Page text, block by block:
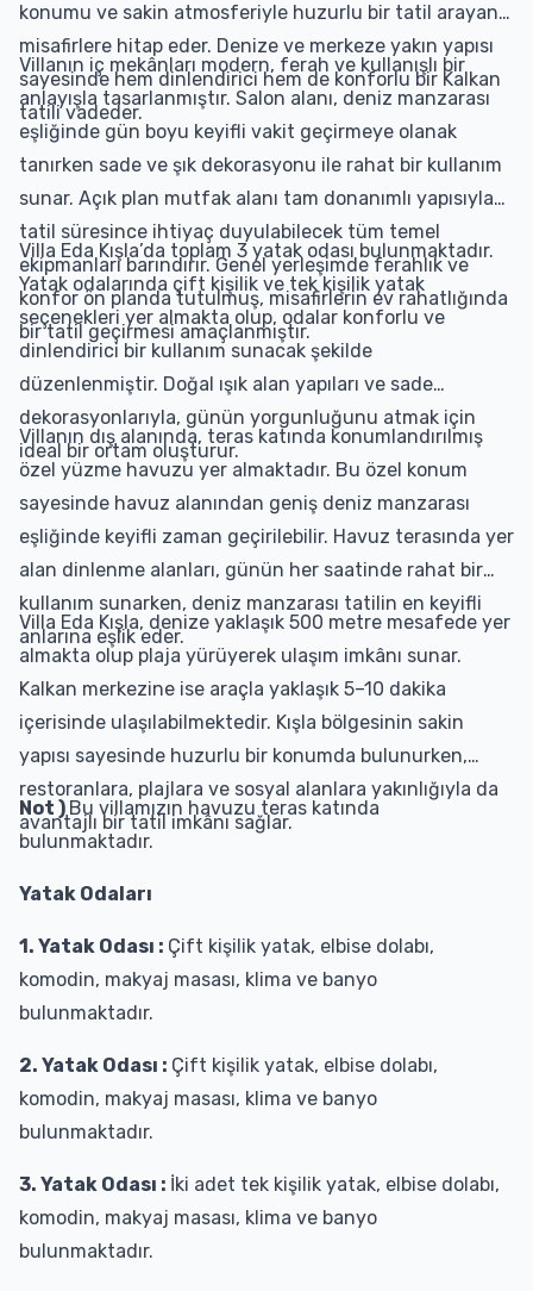
konumu ve sakin atmosferiyle huzurlu bir tatil arayan
misafirlere hitap eder. Denize ve merkeze yakın yapısı
sayesinde hem dinlendirici hem de konforlu bir Kalkan
tatili vadeder.
Villanın iç mekânları modern, ferah ve kullanışlı bir
anlayışla tasarlanmıştır. Salon alanı, deniz manzarası
eşliğinde gün boyu keyifli vakit geçirmeye olanak
tanırken sade ve şık dekorasyonu ile rahat bir kullanım
sunar. Açık plan mutfak alanı tam donanımlı yapısıyla
tatil süresince ihtiyaç duyulabilecek tüm temel
ekipmanları barındırır. Genel yerleşimde ferahlık ve
konfor ön planda tutulmuş, misafirlerin ev rahatlığında
bir tatil geçirmesi amaçlanmıştır.
Villa Eda Kışla’da toplam 3 yatak odası bulunmaktadır.
Yatak odalarında çift kişilik ve tek kişilik yatak
seçenekleri yer almakta olup, odalar konforlu ve
dinlendirici bir kullanım sunacak şekilde
düzenlenmiştir. Doğal ışık alan yapıları ve sade
dekorasyonlarıyla, günün yorgunluğunu atmak için
ideal bir ortam oluşturur.
Villanın dış alanında, teras katında konumlandırılmış
özel yüzme havuzu yer almaktadır. Bu özel konum
sayesinde havuz alanından geniş deniz manzarası
eşliğinde keyifli zaman geçirilebilir. Havuz terasında yer
alan dinlenme alanları, günün her saatinde rahat bir
kullanım sunarken, deniz manzarası tatilin en keyifli
anlarına eşlik eder.
Villa Eda Kışla, denize yaklaşık 500 metre mesafede yer
almakta olup plaja yürüyerek ulaşım imkânı sunar.
Kalkan merkezine ise araçla yaklaşık 5–10 dakika
içerisinde ulaşılabilmektedir. Kışla bölgesinin sakin
yapısı sayesinde huzurlu bir konumda bulunurken,
restoranlara, plajlara ve sosyal alanlara yakınlığıyla da
avantajlı bir tatil imkânı sağlar.
Not ) Bu villamızın havuzu teras katında
bulunmaktadır.
Yatak Odaları
1. Yatak Odası : Çift kişilik yatak, elbise dolabı,
komodin, makyaj masası, klima ve banyo
bulunmaktadır.
2. Yatak Odası : Çift kişilik yatak, elbise dolabı,
komodin, makyaj masası, klima ve banyo
bulunmaktadır.
3. Yatak Odası : İki adet tek kişilik yatak, elbise dolabı,
komodin, makyaj masası, klima ve banyo
bulunmaktadır.